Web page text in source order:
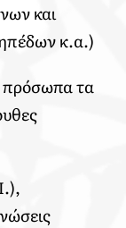
και
κ.α.)
πρόσωπα τα